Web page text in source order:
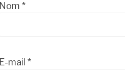
Nom *
E-mail *